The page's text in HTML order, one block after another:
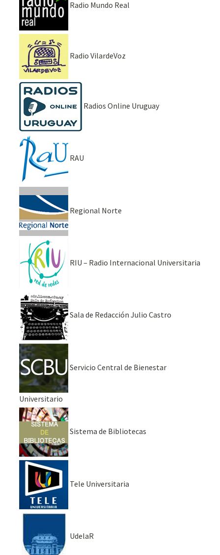
Radio Mundo Real
Radio VilardeVoz
Radios Online Uruguay
RAU
Regional Norte
RIU – Radio Internacional Universitaria
Sala de Redacción Julio Castro
Servicio Central de Bienestar
Universitario
Sistema de Bibliotecas
Tele Universitaria
UdelaR